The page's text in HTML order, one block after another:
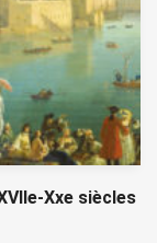
Xxe siècles